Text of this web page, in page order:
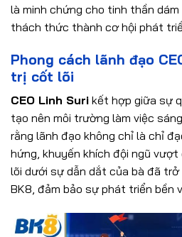
là minh chứng cho tinh thần dám
thách thức thành cơ hội phát
Phong cách lãnh đạo
trị cốt lõi
CEO Linh Suri kết hợp giữa sự
tạo nên môi trường làm việc
rằng lãnh đạo không chỉ là chỉ
hứng, khuyến khích đội ngũ vượt
lõi dưới sự dẫn dắt của bà đã
BK8, đảm bảo sự phát triển bền